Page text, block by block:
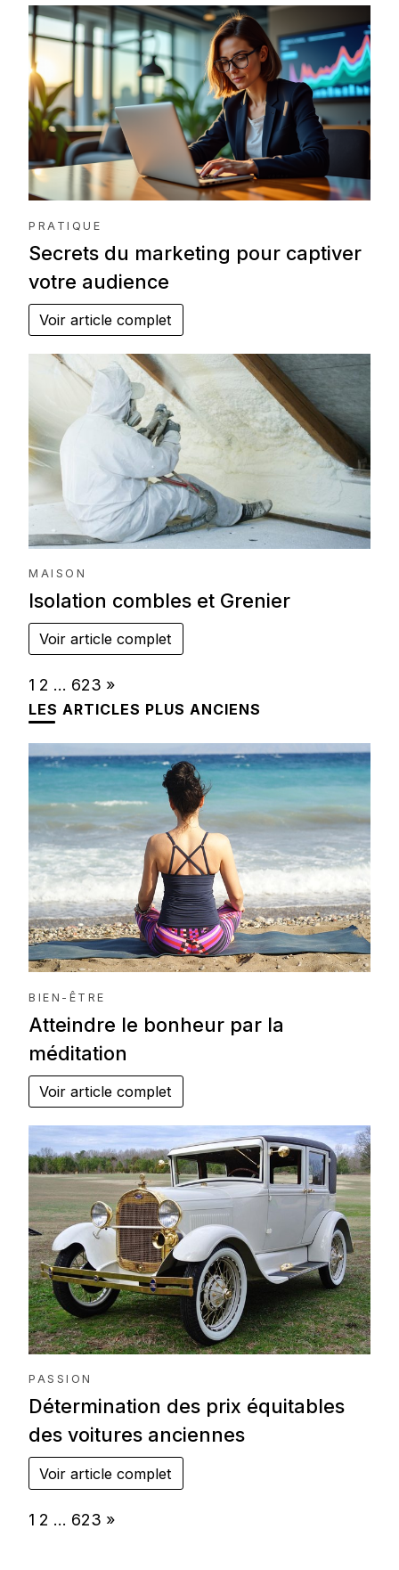
PRATIQUE
Secrets du marketing pour captiver
votre audience
Voir article complet
MAISON
Isolation combles et Grenier
Voir article complet
Page:
1 2 … 623 Next
»
LES ARTICLES PLUS ANCIENS
BIEN-ÊTRE
Atteindre le bonheur par la
méditation
Voir article complet
PASSION
Détermination des prix équitables
des voitures anciennes
Voir article complet
Page:
1 2 … 623 Next
»